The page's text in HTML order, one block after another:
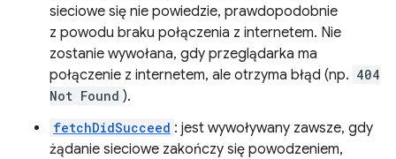
sieciowe się nie powiedzie, prawdopodobnie
z powodu braku połączenia z internetem. Nie
zostanie wywołana, gdy przeglądarka ma
połączenie z internetem, ale otrzyma błąd (np. 404
Not Found ).
fetchDidSucceed : jest wywoływany zawsze, gdy
żądanie sieciowe zakończy się powodzeniem,